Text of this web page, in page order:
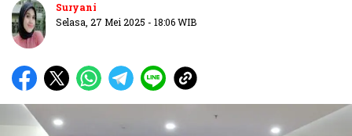
Suryani
Selasa, 27 Mei 2025 - 18:06 WIB